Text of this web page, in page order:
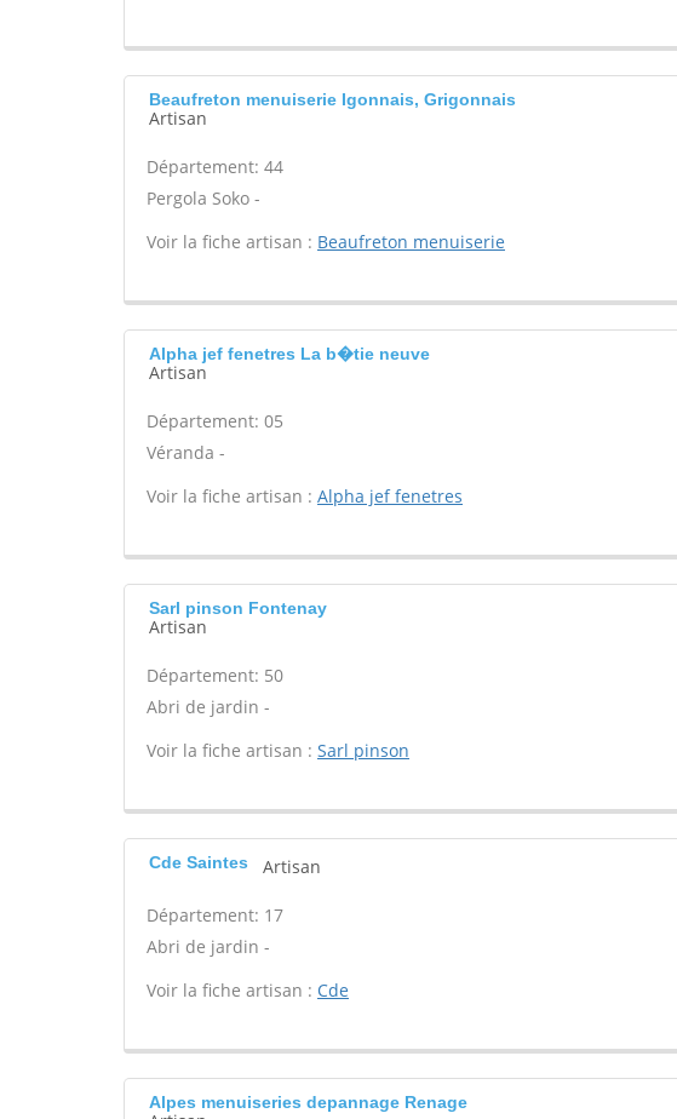
Beaufreton menuiserie Igonnais, Grigonnais
Artisan
Département: 44
Pergola Soko -
Voir la fiche artisan : Beaufreton menuiserie
Alpha jef fenetres La b�tie neuve
Artisan
Département: 05
Véranda -
Voir la fiche artisan : Alpha jef fenetres
Sarl pinson Fontenay
Artisan
Département: 50
Abri de jardin -
Voir la fiche artisan : Sarl pinson
Cde Saintes Artisan
Département: 17
Abri de jardin -
Voir la fiche artisan : Cde
Alpes menuiseries depannage Renage